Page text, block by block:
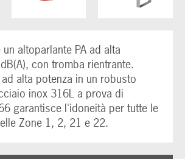
un altoparlante PA ad alta
con tromba rientrante.
alta potenza in un robusto
inox 316L a prova di
garantisce l'idoneità per tutte le
Zone 1, 2, 21 e 22.